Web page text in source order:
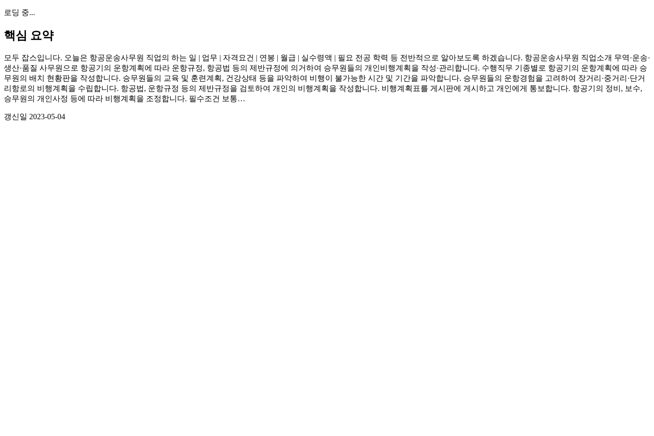
로딩 중...
핵심 요약
모두 잡스입니다. 오늘은 항공운송사무원 직업의 하는 일 | 업무 | 자격요건 | 연봉 | 월급 | 실수령액 | 필요 전공 학력 등 전반적으로 알아보도록 하겠습니다. 항공운송사무원 직업소개 무역·운송·
생산·품질 사무원으로 항공기의 운항계획에 따라 운항규정, 항공법 등의 제반규정에 의거하여 승무원들의 개인비행계획을 작성·관리합니다. 수행직무 기종별로 항공기의 운항계획에 따라 승
무원의 배치 현황판을 작성합니다. 승무원들의 교육 및 훈련계획, 건강상태 등을 파악하여 비행이 불가능한 시간 및 기간을 파악합니다. 승무원들의 운항경험을 고려하여 장거리·중거리·단거
리항로의 비행계획을 수립합니다. 항공법, 운항규정 등의 제반규정을 검토하여 개인의 비행계획을 작성합니다. 비행계획표를 게시판에 게시하고 개인에게 통보합니다. 항공기의 정비, 보수,
승무원의 개인사정 등에 따라 비행계획을 조정합니다. 필수조건 보통…
갱신일 2023-05-04